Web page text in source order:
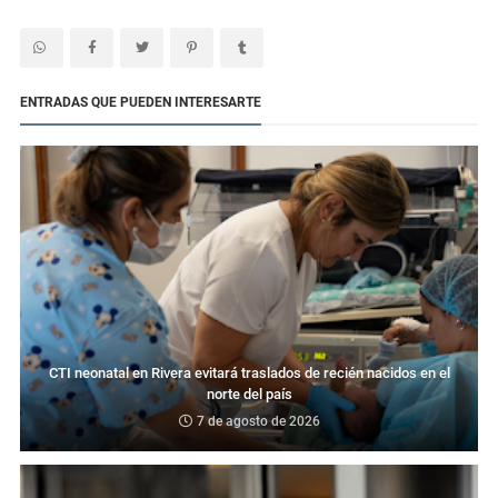
ENTRADAS QUE PUEDEN INTERESARTE
CTI neonatal en Rivera evitará traslados de recién nacidos en el
norte del país
7 de agosto de 2026